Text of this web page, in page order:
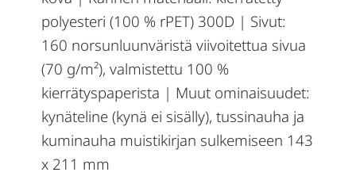
polyesteri (100 % rPET) 300D | Sivut:
160 norsunluunväristä viivoitettua sivua
(70 g/m²), valmistettu 100 %
kierrätyspaperista | Muut ominaisuudet:
kynäteline (kynä ei sisälly), tussinauha ja
kuminauha muistikirjan sulkemiseen 143
x 211 mm